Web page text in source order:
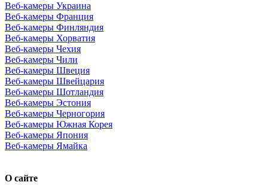
Веб-камеры Украина
Веб-камеры Франция
Веб-камеры Финляндия
Веб-камеры Хорватия
Веб-камеры Чехия
Веб-камеры Чили
Веб-камеры Швеция
Веб-камеры Швейцария
Веб-камеры Шотландия
Веб-камеры Эстония
Веб-камеры Черногория
Веб-камеры Южная Корея
Веб-камеры Япония
Веб-камеры Ямайка
О сайте